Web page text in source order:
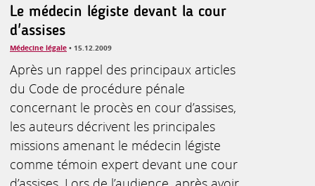
Le médecin légiste devant la cour
d'assises
Médecine légale • 15.12.2009
Après un rappel des principaux articles
du Code de procédure pénale
concernant le procès en cour d’assises,
les auteurs décrivent les principales
missions amenant le médecin légiste
comme témoin expert devant une cour